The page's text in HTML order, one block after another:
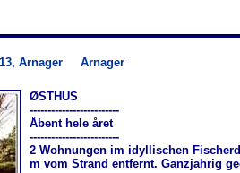
13, Arnager Arnager
ØSTHUS
-------------------------
Åbent hele året
-------------------------
2 Wohnungen im idyllischen
m vom Strand entfernt. Ganzjahrig